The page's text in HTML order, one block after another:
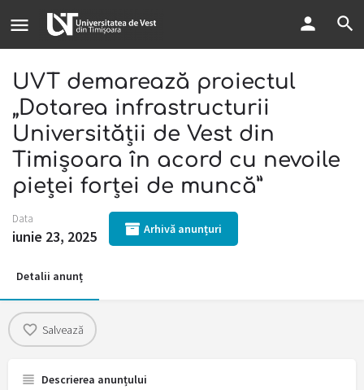
UVT demarează proiectul
„Dotarea infrastructurii
Universității de Vest din
Timișoara în acord cu nevoile
pieței forței de muncă”
Data
iunie 23, 2025 Arhivă anunțuri
Detalii anunț
Salvează
Descrierea anunțului